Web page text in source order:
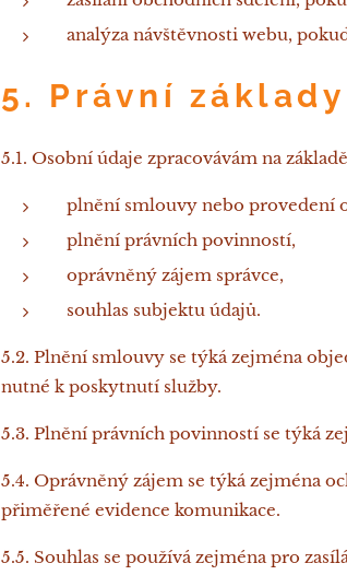
analýza návštěvnosti webu,
5. Právní
5.1. Osobní údaje zpracovávám na
plnění smlouvy nebo provedení
plnění právních povinností,
oprávněný zájem správce,
souhlas subjektu údajů.
5.2. Plnění smlouvy se týká zejména
nutné k poskytnutí služby.
5.3. Plnění právních povinností se týká
5.4. Oprávněný zájem se týká zejména
přiměřené evidence komunikace.
5.5. Souhlas se používá zejména pro